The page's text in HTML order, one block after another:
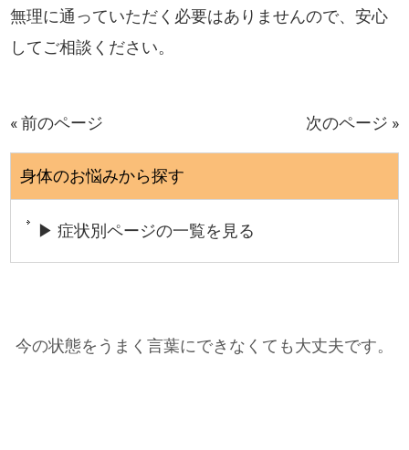
無理に通っていただく必要はありませんので、安心
してご相談ください。
« 前のページ 次のページ »
身体のお悩みから探す
▶ 症状別ページの一覧を見る
今の状態をうまく言葉にできなくても大丈夫です。